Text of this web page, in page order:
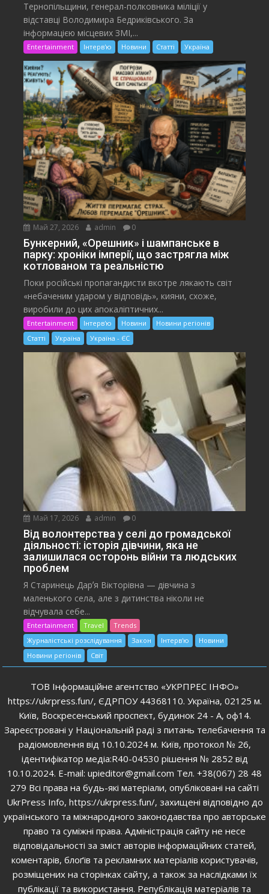
Тернопільщини, генерал-полковника міліції у
відставці Володимира Бедриківського. За
інформацією місцевих ЗМІ,...
Entertainment Інтерв'ю Новини Статті Україна
Май 27, 2026 admin 0
Бункерний, «Орешник» і шампанське в
парку: хроніки імперії, що застрягла між
котлованом та реальністю
Поки російські пропагандисти вкотре лякають світ
«небаченим ударом у відповідь», кияни, схоже,
виробили до цих апокаліптичних...
Entertainment Інтерв'ю Новини
Новини регіонів
Статті
Україна Україна - ЄС
Май 17, 2026 admin 0
Від волонтерства у селі до громадської
діяльності: історія дівчини, яка не
залишилася осторонь війни та людських
проблем
Я Старинець Дарʼя Вікторівна — дівчина з
маленького села, але з дитинства ніколи не
відчувала себе...
Entertainment Travel
Trends
Журналістські розслідування
Закон Інтерв'ю
Новини
Новини регіонів
Світ
ТОВ Інформаційне агентство «УКРПРЕС ІНФО»
https://ukrpress.fun/, ЄДРПОУ 44368110. Україна, 02125 м.
Київ, Воскресенський проспект, будинок 24 - А, оф14.
Зареєстровані у Національній раді з питань телебачення та
радіомовлення від 10.10.2024 м. Київ, протокол № 26,
ідентифікатор медіа:R40-04530 рішення № 2852 від
10.10.2024. E-mail: upieditor@gmail.com Тел. +38(067) 28 48
279 Всі права на будь-які матеріали, опубліковані на сайті
UkrPress Info, https://ukrpress.fun/, захищені відповідно до
українського та міжнародного законодавства про авторське
право та суміжні права. Адміністрація сайту не несе
відповідальності за зміст авторів інформаційних статей,
коментарів, блоґів та рекламних матеріалів користувачів,
розміщених на сторінках сайту, а також за наслідками їх
публікації та використання. Републікація матеріалів та